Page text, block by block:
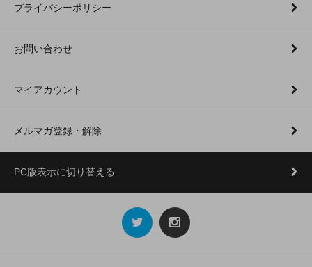
プライバシーポリシー
お問い合わせ
マイアカウント
メルマガ登録・解除
PC版表示に切り替える